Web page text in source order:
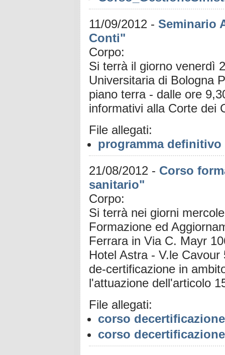
11/09/2012 - Seminario
Conti"
Corpo:
Si terrà il giorno venerdì
Universitaria di Bologna
piano terra - dalle ore
informativi alla Corte dei
File allegati:
programma definitivo
21/08/2012 - Corso
sanitario"
Corpo:
Si terrà nei giorni
Formazione ed
Ferrara in Via C. Mayr
Hotel Astra - V.le
de-certificazione in
l'attuazione dell'articolo
File allegati:
corso
corso